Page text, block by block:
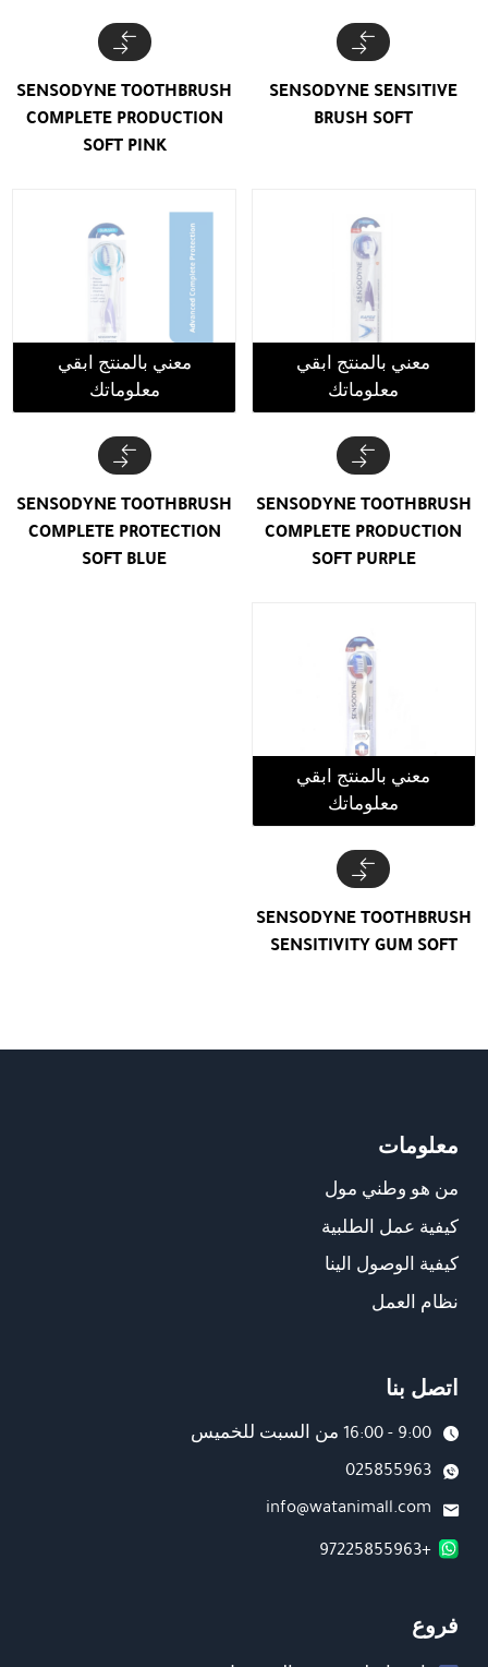
SENSODYNE SENSITIVE
BRUSH SOFT
SENSODYNE TOOTHBRUSH
COMPLETE PRODUCTION
SOFT PINK
معني بالمنتج ابقي
معلوماتك
SENSODYNE TOOTHBRUSH
COMPLETE PRODUCTION
SOFT PURPLE
معني بالمنتج ابقي
معلوماتك
SENSODYNE TOOTHBRUSH
COMPLETE PROTECTION
SOFT BLUE
معني بالمنتج ابقي
معلوماتك
SENSODYNE TOOTHBRUSH
SENSITIVITY GUM SOFT
معلومات
من هو وطني مول
كيفية عمل الطلبية
كيفية الوصول الينا
نظام العمل
اتصل بنا
9:00 - 16:00 من السبت للخميس
025855963
info@watanimall.com
+97225855963
فروع